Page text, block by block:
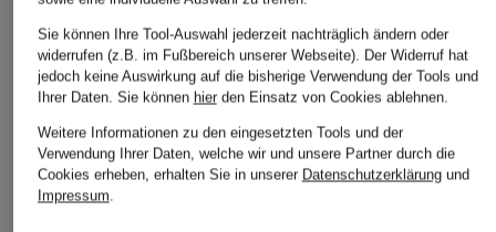
Sie können Ihre Tool-Auswahl jederzeit nachträglich ändern oder
widerrufen (z.B. im Fußbereich unserer Webseite). Der Widerruf hat
jedoch keine Auswirkung auf die bisherige Verwendung der Tools und
Ihrer Daten. Sie können hierden Einsatz von Cookies ablehnen.
Weitere Informationen zu den eingesetzten Tools und der
Verwendung Ihrer Daten, welche wir und unsere Partner durch die
Cookies erheben, erhalten Sie in unserer Datenschutzerklärungund
Impressum.